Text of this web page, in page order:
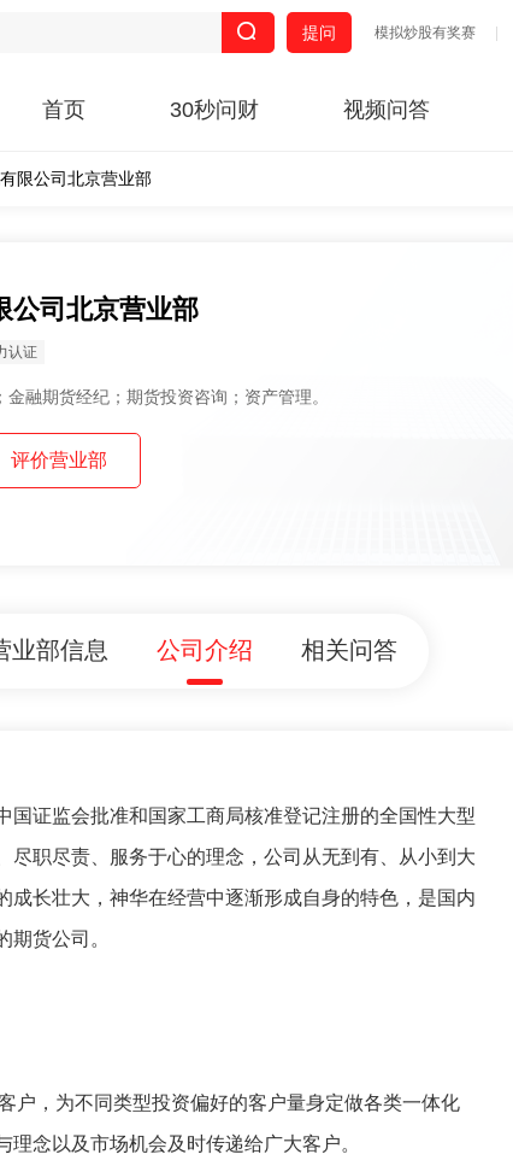
模拟炒股有奖赛
提问
首页 30秒问财 视频问答
限公司北京营业部
公司北京营业部
认证
经纪；金融期货经纪；期货投资咨询；资产管理。
业部信息 公司介绍 相关问答
证监会批准和国家工商局核准登记注册的全国性大型
职尽责、服务于心的理念，公司从无到有、从小到大
长壮大，神华在经营中逐渐形成自身的特色，是国内
货公司。
户，为不同类型投资偏好的客户量身定做各类一体化
念以及市场机会及时传递给广大客户。